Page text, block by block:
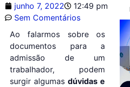
junho 7, 2022
12:49 pm
Sem Comentários
Ao falarmos sobre os
documentos para a
admissão de um
trabalhador, podem
surgir algumas dúvidas e